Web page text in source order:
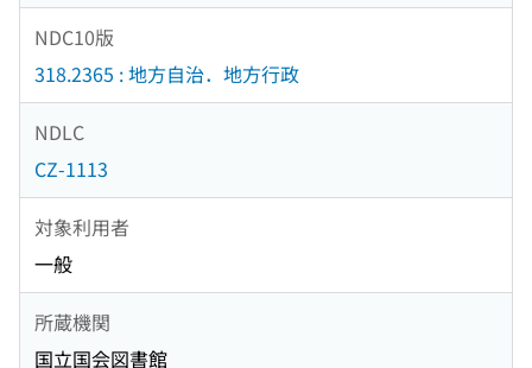
NDC10版
318.2365 : 地方自治．地方行政
NDLC
CZ-1113
対象利用者
一般
所蔵機関
国立国会図書館